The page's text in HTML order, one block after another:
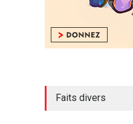
Faits divers